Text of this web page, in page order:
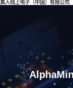
真人线上电子（中国）有限公司